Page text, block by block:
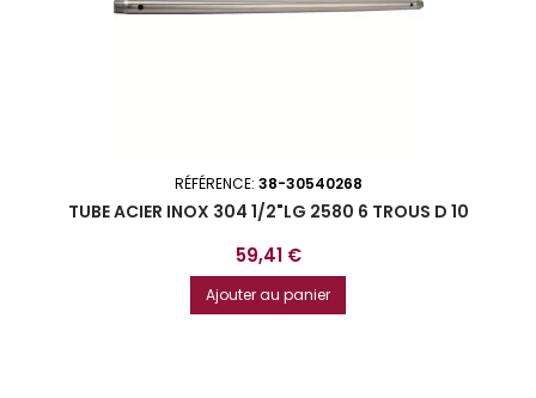
RÉFÉRENCE: 38-30540268
TUBE ACIER INOX 304 1/2"LG 2580 6 TROUS D 10
Prix
59,41 €
Ajouter au panier